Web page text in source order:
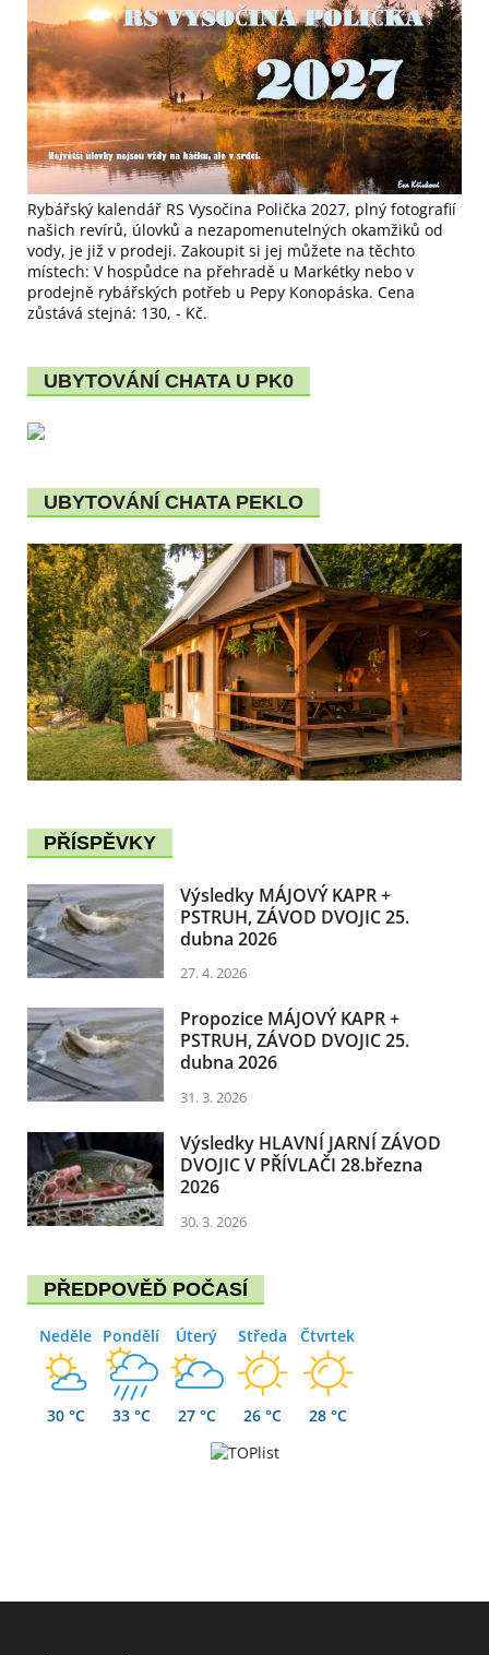
Rybářský kalendář RS Vysočina Polička 2027, plný fotografií
našich revírů, úlovků a nezapomenutelných okamžiků od
vody, je již v prodeji. Zakoupit si jej můžete na těchto
místech: V hospůdce na přehradě u Markétky nebo v
prodejně rybářských potřeb u Pepy Konopáska. Cena
zůstává stejná: 130, - Kč.
UBYTOVÁNÍ CHATA U PK0
UBYTOVÁNÍ CHATA PEKLO
PŘÍSPĚVKY
Výsledky MÁJOVÝ KAPR +
PSTRUH, ZÁVOD DVOJIC 25.
dubna 2026
27. 4. 2026
Propozice MÁJOVÝ KAPR +
PSTRUH, ZÁVOD DVOJIC 25.
dubna 2026
31. 3. 2026
Výsledky HLAVNÍ JARNÍ ZÁVOD
DVOJIC V PŘÍVLAČI 28.března
2026
30. 3. 2026
PŘEDPOVĚĎ POČASÍ
Neděle
30 °C
Pondělí
33 °C
Úterý
27 °C
Středa
26 °C
Čtvrtek
28 °C